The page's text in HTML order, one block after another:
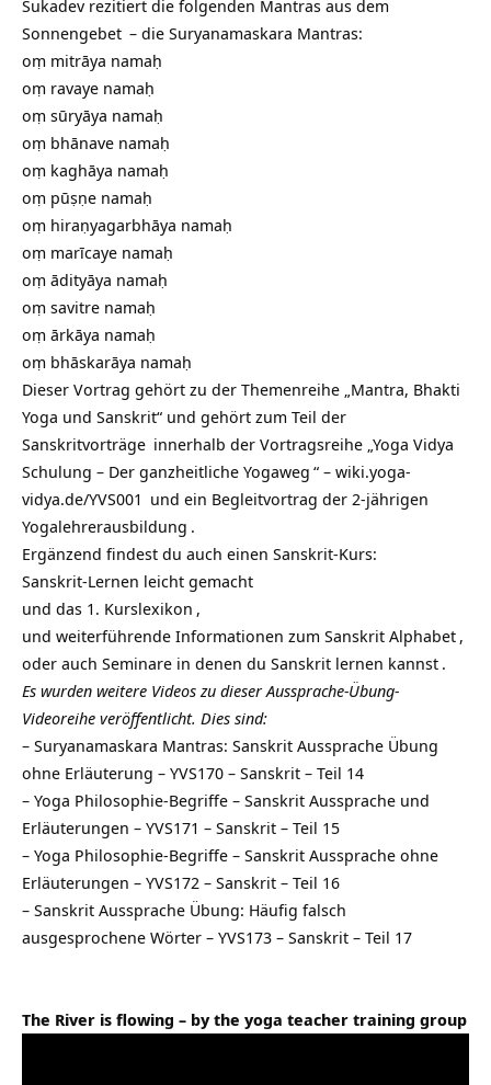
Sukadev rezitiert die folgenden Mantras aus dem
Sonnengebet – die Suryanamaskara Mantras:
oṃ mitrāya namaḥ
oṃ ravaye namaḥ
oṃ sūryāya namaḥ
oṃ bhānave namaḥ
oṃ kaghāya namaḥ
oṃ pūṣṇe namaḥ
oṃ hiraṇyagarbhāya namaḥ
oṃ marīcaye namaḥ
oṃ ādityāya namaḥ
oṃ savitre namaḥ
oṃ ārkāya namaḥ
oṃ bhāskarāya namaḥ
Dieser Vortrag gehört zu der Themenreihe „Mantra, Bhakti
Yoga und Sanskrit“ und gehört zum Teil der
Sanskritvorträge innerhalb der Vortragsreihe „Yoga Vidya
Schulung – Der ganzheitliche Yogaweg “ – wiki.yoga-
vidya.de/YVS001 und ein Begleitvortrag der 2-jährigen
Yogalehrerausbildung .
Ergänzend findest du auch einen Sanskrit-Kurs:
Sanskrit-Lernen leicht gemacht
und das 1. Kurslexikon ,
und weiterführende Informationen zum Sanskrit Alphabet ,
oder auch Seminare in denen du Sanskrit lernen kannst .
Es wurden weitere Videos zu dieser Aussprache-Übung-
Videoreihe veröffentlicht. Dies sind:
– Suryanamaskara Mantras: Sanskrit Aussprache Übung
ohne Erläuterung – YVS170 – Sanskrit – Teil 14
– Yoga Philosophie-Begriffe – Sanskrit Aussprache und
Erläuterungen – YVS171 – Sanskrit – Teil 15
– Yoga Philosophie-Begriffe – Sanskrit Aussprache ohne
Erläuterungen – YVS172 – Sanskrit – Teil 16
– Sanskrit Aussprache Übung: Häufig falsch
ausgesprochene Wörter – YVS173 – Sanskrit – Teil 17
The River is flowing – by the yoga teacher training group